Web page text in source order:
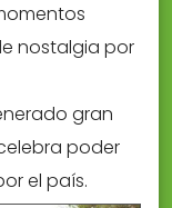
nostalgia por
gran
poder
el país.